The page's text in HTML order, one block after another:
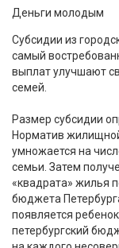
Деньги молодым
Субсидии из
самый
выплат улучшают
семей.
Размер субсидии
Норматив
умножается на
семьи. Затем
«квадрата» жилья
бюджета
появляется
петербургский